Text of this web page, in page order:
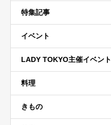
特集記事
イベント
LADY TOKYO主催イベント
料理
きもの